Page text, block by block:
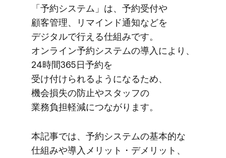
「予約システム」は、​予約受付や​
顧客管理、​リマインド通知などを​
デジタルで​行える​仕組みです。​
オンライン予約システムの​導入に​より、​
24時間365日予約を​
受け付けられるようになる​ため、​
機会損失の​防止や​スタッフの​
業務負担軽減に​つながります。
本記事では、​予約システムの​基本的な​
仕組みや​導入メリット・デメリット、​